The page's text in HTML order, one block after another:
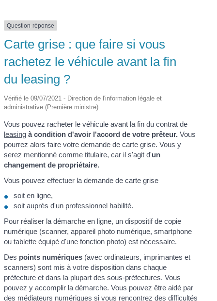
Question-réponse
Carte grise : que faire si vous
rachetez le véhicule avant la fin
du leasing ?
Vérifié le 09/07/2021 - Direction de l'information légale et
administrative (Première ministre)
Vous pouvez racheter le véhicule avant la fin du contrat de
leasing à condition d'avoir l'accord de votre prêteur. Vous
pourrez alors faire votre demande de carte grise. Vous y
serez mentionné comme titulaire, car il s'agit d'un
changement de propriétaire.
Vous pouvez effectuer la demande de carte grise
soit en ligne,
soit auprès d'un professionnel habilité.
Pour réaliser la démarche en ligne, un dispositif de copie
numérique (scanner, appareil photo numérique, smartphone
ou tablette équipé d'une fonction photo) est nécessaire.
Des points numériques (avec ordinateurs, imprimantes et
scanners) sont mis à votre disposition dans chaque
préfecture et dans la plupart des sous-préfectures. Vous
pouvez y accomplir la démarche. Vous pouvez être aidé par
des médiateurs numériques si vous rencontrez des difficultés